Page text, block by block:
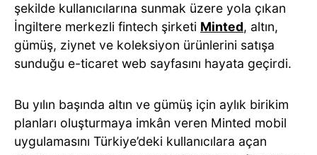
şekilde kullanıcılarına sunmak üzere yola çıkan
İngiltere merkezli fintech şirketi Minted, altın,
gümüş, ziynet ve koleksiyon ürünlerini satışa
sunduğu e-ticaret web sayfasını hayata geçirdi.
Bu yılın başında altın ve gümüş için aylık birikim
planları oluşturmaya imkân veren Minted mobil
uygulamasını Türkiye’deki kullanıcılara açan